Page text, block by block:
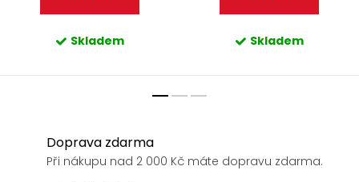
Skladem Skladem
Doprava zdarma
Při nákupu nad 2 000 Kč máte dopravu zdarma.